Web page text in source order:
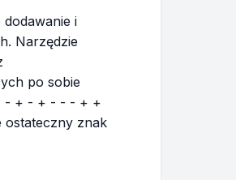
i
Narzędzie
po sobie
- + - + - - - + +
ostateczny znak